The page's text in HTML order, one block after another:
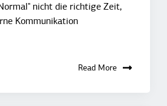
nicht die richtige Zeit,
Kommunikation
Read More